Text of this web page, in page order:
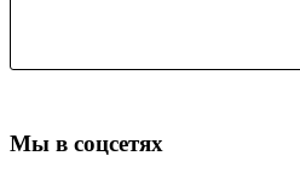
Мы в соцсетях